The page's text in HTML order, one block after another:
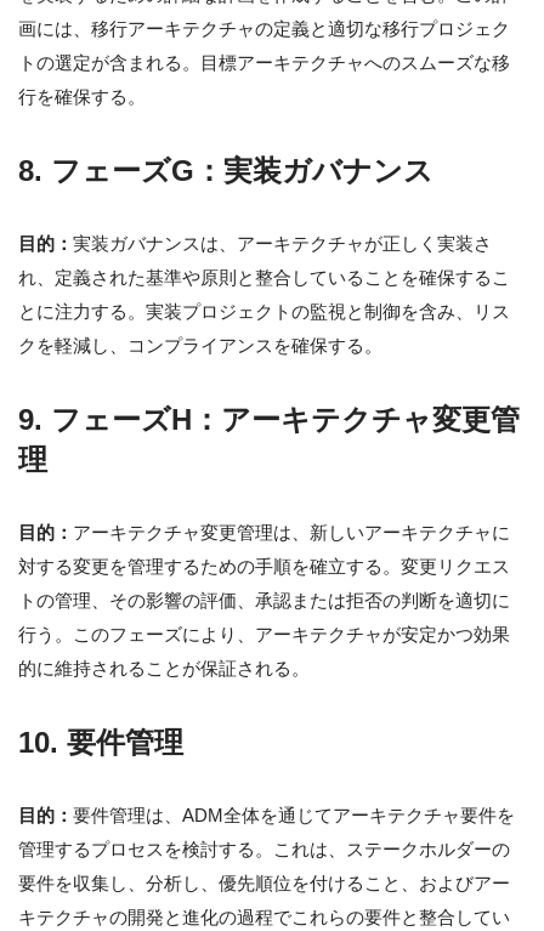
画には、移行アーキテクチャの定義と適切な移行プロジェク
トの選定が含まれる。目標アーキテクチャへのスムーズな移
行を確保する。
8. フェーズG：実装ガバナンス
目的： 実装ガバナンスは、アーキテクチャが正しく実装さ
れ、定義された基準や原則と整合していることを確保するこ
とに注力する。実装プロジェクトの監視と制御を含み、リス
クを軽減し、コンプライアンスを確保する。
9. フェーズH：アーキテクチャ変更管
理
目的： アーキテクチャ変更管理は、新しいアーキテクチャに
対する変更を管理するための手順を確立する。変更リクエス
トの管理、その影響の評価、承認または拒否の判断を適切に
行う。このフェーズにより、アーキテクチャが安定かつ効果
的に維持されることが保証される。
10. 要件管理
目的： 要件管理は、ADM全体を通じてアーキテクチャ要件を
管理するプロセスを検討する。これは、ステークホルダーの
要件を収集し、分析し、優先順位を付けること、およびアー
キテクチャの開発と進化の過程でこれらの要件と整合してい